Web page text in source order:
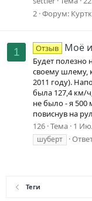
2 Форум:
1 Отзыв Моё
Будет полезно
своему шлему,
2011 году).
была 127,4 км/
не было - я 500
повиснув на
126 Тема 1
шуберт
Теги